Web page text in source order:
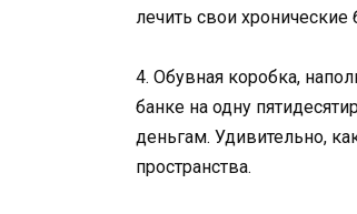
лечить свои
4. Обувная коробка,
банке на одну
деньгам. Удивительно,
пространства.